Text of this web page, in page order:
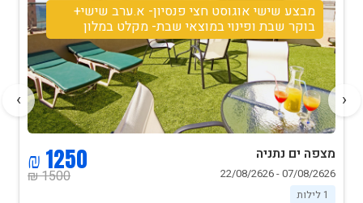
מבצע שישי אוגוסט חצי פנסיון- א.ערב שישי+
בוקר שבת ופינוי במוצאי שבת- מקלט במלון
מצפה ים נתניה
07/08/2626 - 22/08/2626
1 לילות
1500 ₪
1250 ₪
‹
›